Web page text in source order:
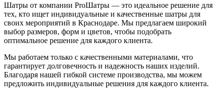
Шатры от компании ProШатры — это идеальное решение для
тех, кто ищет индивидуальные и качественные шатры для
своих мероприятий в Краснодаре. Мы предлагаем широкий
выбор размеров, форм и цветов, чтобы подобрать
оптимальное решение для каждого клиента.
Мы работаем только с качественными материалами, что
гарантирует долговечность и надежность наших изделий.
Благодаря нашей гибкой системе производства, мы можем
предложить индивидуальные решения для каждого клиента.